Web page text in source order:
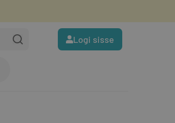
Logi sisse